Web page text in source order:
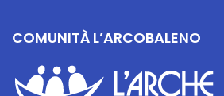
COMUNITÀ L’ARCOBALENO